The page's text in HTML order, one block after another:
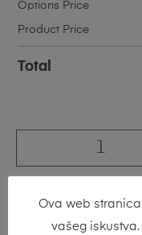
Options Price
Product Price
Total
Ova web
vašeg iskustva.